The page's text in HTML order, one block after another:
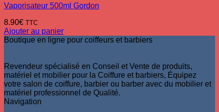
Vaporisateur 500ml Gordon
8.90€ TTC
Ajouter au panier
Boutique en ligne pour coiffeurs et barbiers
Revendeur spécialisé en Conseil et Vente de produits,
matériel et mobilier pour la Coiffure et barbiers, Équipez
votre salon de coiffure, barbier ou barber avec du mobilier et
matériel professionnel de Qualité.
Navigation